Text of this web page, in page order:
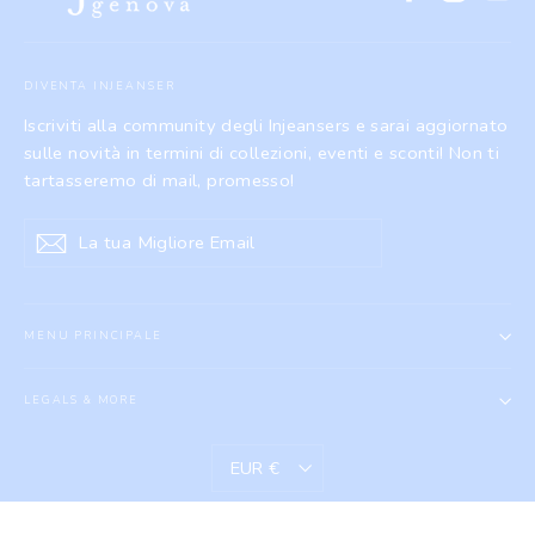
DIVENTA INJEANSER
Iscriviti alla community degli Injeansers e sarai aggiornato
sulle novità in termini di collezioni, eventi e sconti! Non ti
tartasseremo di mail, promesso!
La
tua
Iscriviti
MENU PRINCIPALE
LEGALS & MORE
VALUTA
EUR €